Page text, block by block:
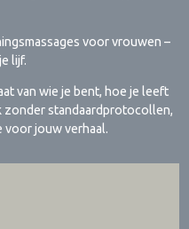
voor vrouwen –
lijf.
van wie je bent, hoe je leeft
zonder standaardprotocollen,
voor jouw verhaal.